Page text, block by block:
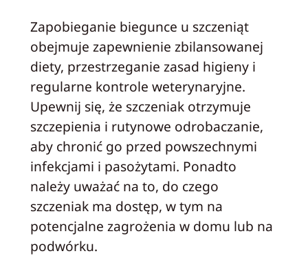
Zapobieganie biegunce u szczeniąt
obejmuje zapewnienie zbilansowanej
diety, przestrzeganie zasad higieny i
regularne kontrole weterynaryjne.
Upewnij się, że szczeniak otrzymuje
szczepienia i rutynowe odrobaczanie,
aby chronić go przed powszechnymi
infekcjami i pasożytami. Ponadto
należy uważać na to, do czego
szczeniak ma dostęp, w tym na
potencjalne zagrożenia w domu lub na
podwórku.